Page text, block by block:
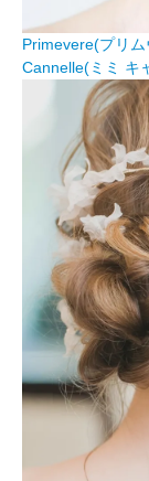
Primevere(プリ
Cannelle(ミミ キ